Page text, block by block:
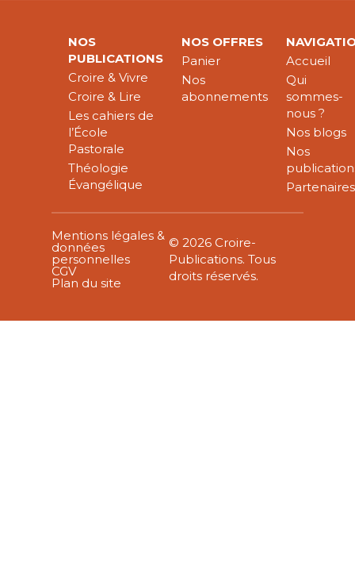
NOS
PUBLICATIONS
Croire & Vivre
Croire & Lire
Les cahiers de
l’École
Pastorale
Théologie
Évangélique
NOS OFFRES
Panier
Nos
abonnements
Accueil
Qui
sommes-
nous ?
Nos blogs
Nos
Partenaires
Mentions légales &
données
personnelles
CGV
Plan du site
© 2026 Croire-
Publications. Tous
droits réservés.